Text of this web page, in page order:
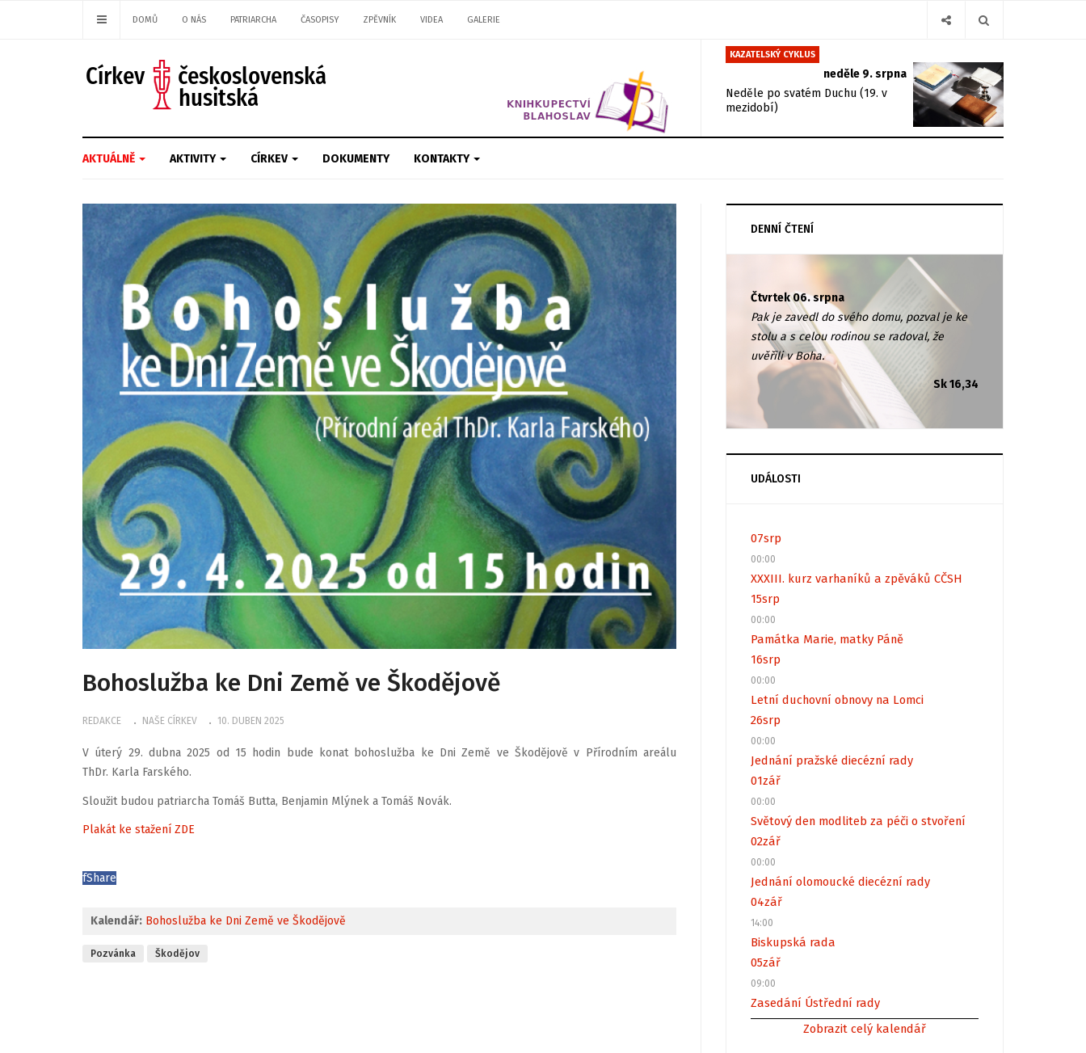
DOMŮ O NÁS PATRIARCHA ČASOPISY ZPĚVNÍK VIDEA GALERIE
KAZATELSKÝ CYKLUS
neděle 9. srpna
Neděle po svatém Duchu (19. v
mezidobí)
AKTUÁLNĚ AKTIVITY CÍRKEV DOKUMENTY KONTAKTY
Bohoslužba ke Dni Země ve Škodějově
REDAKCE NAŠE CÍRKEV 10. DUBEN 2025
V úterý 29. dubna 2025 od 15 hodin bude konat bohoslužba ke Dni Země ve Škodějově v Přírodním areálu
ThDr. Karla Farského.
Sloužit budou patriarcha Tomáš Butta, Benjamin Mlýnek a Tomáš Novák.
Plakát ke stažení ZDE
fShare
Kalendář: Bohoslužba ke Dni Země ve Škodějově
Pozvánka Škodějov
DENNÍ ČTENÍ
Čtvrtek 06. srpna
Pak je zavedl do svého domu, pozval je ke
stolu a s celou rodinou se radoval, že
uvěřili v Boha.
Sk 16,34
UDÁLOSTI
07srp
00:00
XXXIII. kurz varhaníků a zpěváků CČSH
15srp
00:00
Památka Marie, matky Páně
16srp
00:00
Letní duchovní obnovy na Lomci
26srp
00:00
Jednání pražské diecézní rady
01zář
00:00
Světový den modliteb za péči o stvoření
02zář
00:00
Jednání olomoucké diecézní rady
04zář
14:00
Biskupská rada
05zář
09:00
Zasedání Ústřední rady
Zobrazit celý kalendář